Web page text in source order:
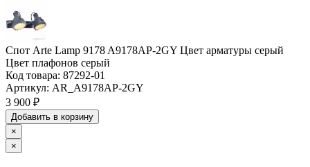
Спот Arte Lamp 9178 A9178AP-2GY Цвет арматуры серый
Цвет плафонов серый
Код товара: 87292-01
Артикул: AR_A9178AP-2GY
3 900 ₽
Добавить в корзину
×
×